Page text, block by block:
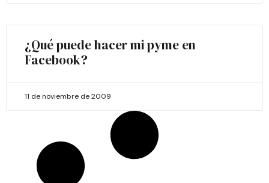
¿Qué puede hacer mi pyme en
Facebook?
11 de noviembre de 2009